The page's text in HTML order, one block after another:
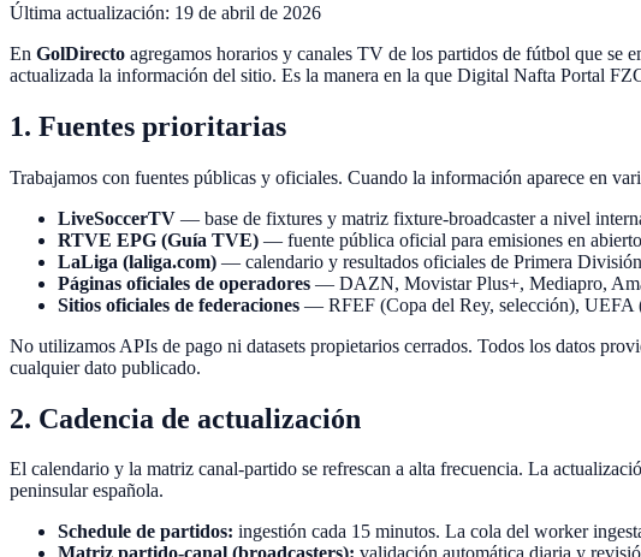
Última actualización: 19 de abril de 2026
En GolDirecto agregamos horarios y canales TV de los partidos de fútbol que se
actualizada la información del sitio. Es la manera en la que Digital Nafta Portal
1. Fuentes prioritarias
Trabajamos con fuentes públicas y oficiales. Cuando la información aparece en
LiveSoccerTV — base de fixtures y matriz fixture-broadcaster a nivel
RTVE EPG (Guía TVE) — fuente pública oficial para emisiones en
LaLiga (laliga.com) — calendario y resultados oficiales de Primera
Páginas oficiales de operadores — DAZN, Movistar Plus+, Mediapro,
Sitios oficiales de federaciones — RFEF (Copa del Rey, selección), UEFA
No utilizamos APIs de pago ni datasets propietarios cerrados. Todos los datos
cualquier dato publicado.
2. Cadencia de actualización
El calendario y la matriz canal-partido se refrescan a alta frecuencia. La
peninsular española.
Schedule de partidos: ingestión cada 15 minutos. La cola del worker